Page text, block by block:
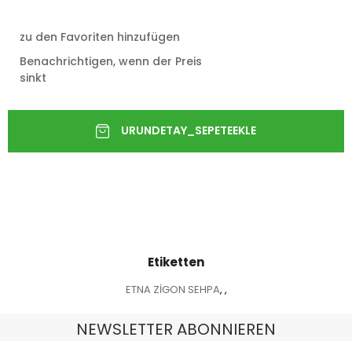
zu den Favoriten hinzufügen
Benachrichtigen, wenn der Preis
sinkt
Etiketten
ETNA ZİGON SEHPA, ,
NEWSLETTER ABONNIEREN